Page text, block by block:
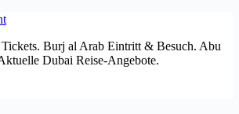
Burj al Arab Eintritt & Besuch. Abu
Dubai Reise-Angebote.